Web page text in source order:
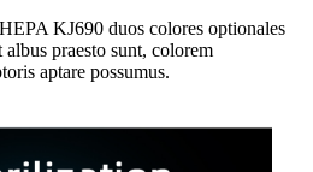
KJ690 duos colores optionales
praesto sunt, colorem
aptare possumus.